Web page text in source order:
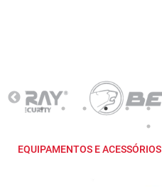
EQUIPAMENTOS E ACESSÓRIOS